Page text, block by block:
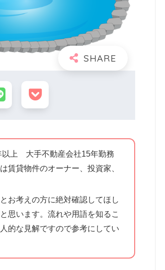
以上 大手不動産会社15年勤務
貸物件のオーナー、投資家、
とお考えの方に絶対確認してほし
思います。流れや用語を知るこ
的な見解ですので参考にしてい